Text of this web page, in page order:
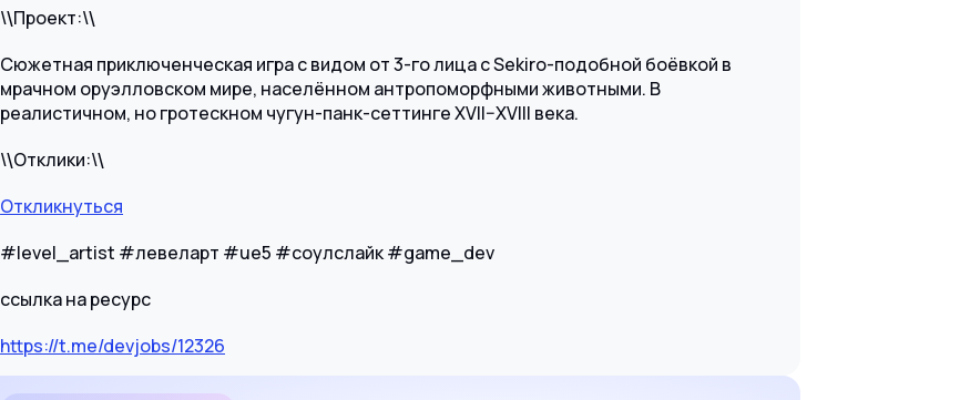
\\Проект:\\
Сюжетная приключенческая игра с видом от 3-го лица с Sekiro-подобной боёвкой в
мрачном оруэлловском мире, населённом антропоморфными животными. В
реалистичном, но гротескном чугун-панк-сеттинге XVII–XVIII века.
\\Отклики:\\
Откликнуться
#level_artist #левеларт #ue5 #соулслайк #game_dev
ссылка на ресурс
https://t.me/devjobs/12326